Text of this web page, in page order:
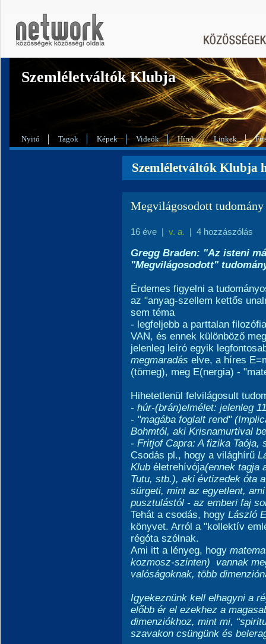
Szemléletváltók Klubja
Nyitó Tagok Képek Videók Hírek Linkek
Szemléletváltók Klubja
Megvilágosodott tudomány
16 éve | v. a. | 4 hozzászólás
Gregg Braden: "Az isteni
"Megvilágosodott"
Érdemes figyelni a
az "anyag-szellem kettős
sem téma
- legfeljebb a parttalan
VAN, és ennek különböző
jelenleg leíró egyik
megmaradás elve, a híres
(tömeg), meg E(nergia) -
Hihetetlenül felvilágosult
- húr-(brán)elmélet: jelenleg
- "magába foglalt rend"
Bohmtól, aki Krisnamurtival
- Fritjof Capra: A fizika Taója,
Csodás pl., hogy a világhírű
Klub életrehívója(ennek tagja
Tutu, stb.), aki évtizedek óta
sürgeti, mint az egyetlent,
pusztulástól - az emberi faj
Tehát a csodás, hogy László
könyvet. Arról a "kollektív
régóta szólnak.
Ami itt a lényeg, hogy
kozmosz-szinten) vannak
valóságoknak, több
Igyekeznünk kell elhagyni a
előbb ér el ezekhez a
dimenziókhoz, mint mi,
szavakon csüngünk és